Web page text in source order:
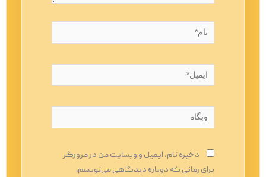
نام*
ایمیل*
وبگاه
ذخیره نام، ایمیل و وبسایت من در مرورگر
برای زمانی که دوباره دیدگاهی می‌نویسم.